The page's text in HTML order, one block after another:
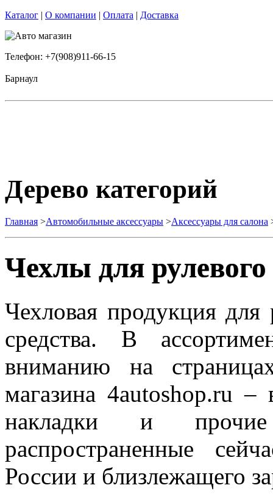
Каталог | О компании | Оплата | Доставка
Телефон: +7(908)911-66-15
Барнаул
Дерево категорий
Главная >Автомобильные аксессуары >Аксессуары для салона
Чехлы для рулевого
Чехловая продукция для
средства. В
вниманию на
магазина 4autoshop.ru –
накладки и
распространенные
России и близлежащего